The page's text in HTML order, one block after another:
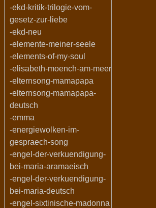
-ekd-kritik-trilogie-vom-
gesetz-zur-liebe
-ekd-neu
-elemente-meiner-seele
-elements-of-my-soul
-elisabeth-moench-am-meer
-elternsong-mamapapa
-elternsong-mamapapa-
deutsch
-emma
-energiewolken-im-
gespraech-song
-engel-der-verkuendigung-
bei-maria-aramaeisch
-engel-der-verkuendigung-
bei-maria-deutsch
-engel-sixtinische-madonna